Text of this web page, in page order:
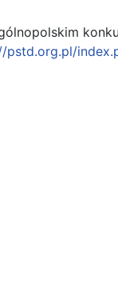
pstd.org.pl/